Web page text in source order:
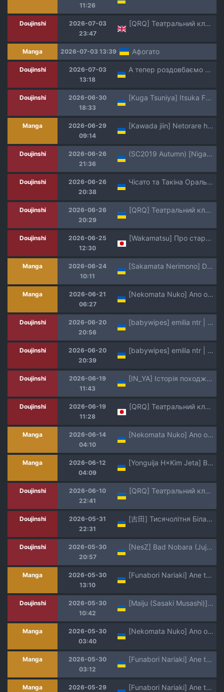
11:26
Doujinshi
2026-07-03
23:47
[QRQ] Театральний клуб 69 [Мрія]
Manga 2026-07-03 13:39 Афогато
Doujinshi
2026-07-03
13:18
А тепер роздовбаємо дупцю Астольфо! 2
Doujinshi
2026-06-30
18:33
[Kuga Tsuniya] Itsuka Fukushuu suru Sono Tame ni | Все Заради Моєї Майбутньої Помсти [Ukrainian] [Мрія]
Manga
2026-06-29
09:14
[Kawada jiin] Netorare haha musuko no dokyūsei ni seiko hoshi | Зваблена мати: надає сексуальні утіхи однокласнику свого сина [Ukrainian] [DeAM]
Doujinshi
2026-06-26
21:36
(SC2019 Autumn) [Nigatsu no Santousei (Asaka)] You'll Make Me iLL | Ти зводиш мене з розуму (Girls' Frontline)
Doujinshi
2026-06-26
20:38
Чісато та Такіна Оральні пестощі з доведенням до кінця для Командира
Doujinshi
2026-06-26
20:29
[QRQ] Театральний клуб 68 [Мрія]
Doujinshi
2026-06-25
12:30
[Wakamatsu] Про старшу сестру...
Manga
2026-06-24
10:11
[Sakamata Nerimono] Devout (Bessatsu Comic Unreal Jingai Onee-san ni Yoru Amayakashi Sakusei Hen Vol. 4) | Побожна черниця [Ukrainian] [Shaurm1sa] [Digital]
Manga
2026-06-21
06:27
[Nekomata Nuko] Ano oni kyoshi ga boku no ane ni naru ndesu ka? 3 | Невже та вчителька-демон стане моєю сестрою? 3 [Ukrainian] [DeAM]
Doujinshi
2026-06-20
20:56
[babywipes] emilia ntr | Емілія зрадниця [Ukrainian]
Doujinshi
2026-06-20
20:39
[babywipes] emilia ntr | Емілія зрадниця [Ukrainian]
Doujinshi
2026-06-19
11:43
[IN_YA] Історія походження "Пониклих Очей"
Doujinshi
2026-06-19
11:28
[QRQ] Театральний клуб 67 [Мрія]
Manga
2026-06-14
04:10
[Nekomata Nuko] Ano oni kyoshi ga boku no ane ni naru ndesu ka? 2 | Невже та вчителька-демон стане моєю сестрою? 2 [Ukrainian] [DeAM]
Manga
2026-06-12
04:09
[Yonguija H×Kim Jeta] Boarding Diary 28-42 | Щоденник проживання 28-42 [Ukrainian] [DeAM]
Doujinshi
2026-06-10
22:41
[QRQ] Театральний клуб 66 [Мрія]
Doujinshi
2026-05-31
22:31
[吉田] Тисячолітня Біла лисиця vs Каменя сили [Ukrainian]
Doujinshi
2026-05-30
20:57
[NesZ] Bad Nobara (Jujutsu Kaisen) | Лиха Куґісакі Нобара [Ukrainian]
Manga
2026-05-30
13:10
[Funabori Nariaki] Ane to 3 | Зі старшою сестрою 3 (Ane to) [Ukrainian] [Amator Mellek] [Digital]
Doujinshi
2026-05-30
10:42
[Maiju (Sasaki Musashi)] Onegai Shimasu Iinchou-!! | Благаю, Старосто!! [Ukrainian]
Manga
2026-05-30
03:40
[Nekomata Nuko] Ano oni kyoshi ga boku no ane ni naru ndesu ka? 1 | Невже та вчителька-демон стане моєю сестрою? 1 [Ukrainian] [DeAM]
Manga
2026-05-30
03:12
[Funabori Nariaki] Ane to 2 | Зі старшою сестрою 2 (Ane to) [Ukrainian] [Amator Mellek] [Digital]
Manga
2026-05-29
[Funabori Nariaki] Ane to 1 | Зі старшою сестрою 1 (Ane to) [Ukrainian] [Amator Mellek] [Digital]